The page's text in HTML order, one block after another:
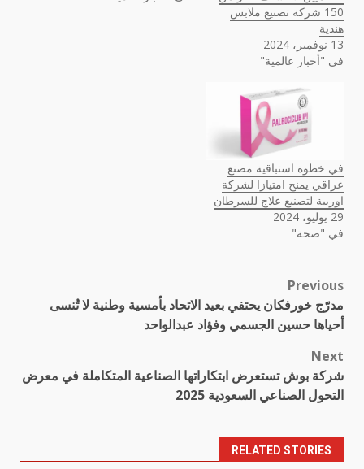
150 شركة تصنيع ملابس
هندية
13 نوفمبر، 2024
في "أخبار عالمية"
في خطوة استباقية مصنع
عراقي يمنح امتيازا لشركة
اوربية لتصنيع علاج للسرطان
29 يوليو، 2024
في "صحة"
Post
navigation
Previous
مدرّج خورفكان يحتفي بعيد الاتحاد بأمسية وطنية لا تُنسى
أحياها حسين الجسمي وفؤاد عبدالواحد
Next
شركة بوش تستعرض ابتكاراتها الصناعية المتكاملة في معرض
التحول الصناعي السعودية 2025
RELATED STORIES